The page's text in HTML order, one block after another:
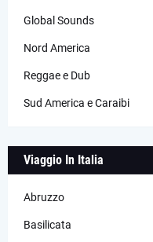
Global Sounds
Nord America
Reggae e Dub
Sud America e Caraibi
Viaggio In Italia
Abruzzo
Basilicata